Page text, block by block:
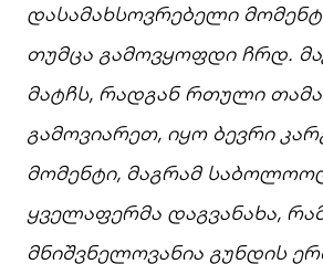
დასამახსოვრებელი
თუმცა გამოვყოფდი ჩრდ.
მატჩს, რადგანრთული
გამოვიარეთ, იყო ბევრი
მომენტი, მაგრამ
ყველაფერმა დაგვანახა,
მნიშვნელოვანია გუნდის